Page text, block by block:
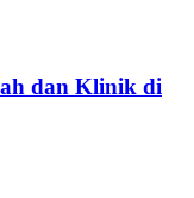
dan Klinik di